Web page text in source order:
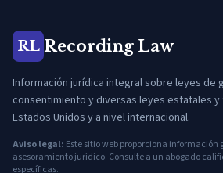
RL Recording Law
Información jurídica integral sobre leyes de
consentimiento y diversas leyes estatales
Estados Unidos y a nivel internacional.
Aviso legal: Este sitio web proporciona información
asesoramiento jurídico. Consulte a un abogado
específicas.